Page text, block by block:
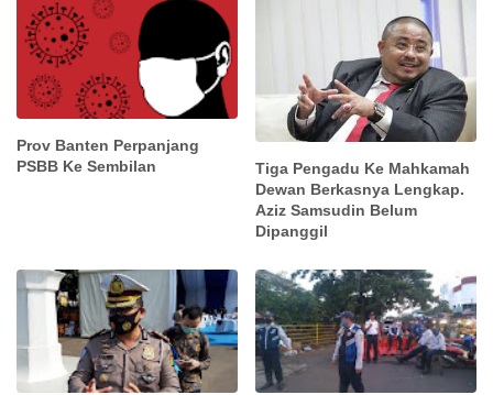
Prov Banten Perpanjang
PSBB Ke Sembilan
Tiga Pengadu Ke Mahkamah
Dewan Berkasnya Lengkap.
Aziz Samsudin Belum
Dipanggil